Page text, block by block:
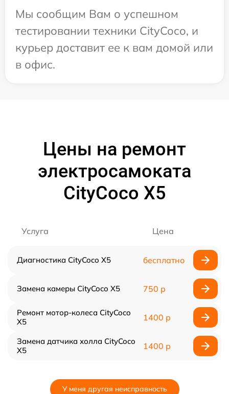
Мы сообщим Вам о успешном
тестировании техники CityCoco, и
курьер доставит ее к вам домой или
в офис.
Цены на ремонт
электросамоката
CityCoco X5
Услуга Цена
Диагностика CityCoco X5 бесплатно
Замена камеры CityCoco X5 750 р
Ремонт мотор-колеса CityCoco
X5
1400 р
Замена датчика холла CityCoco
X5
1400 р
У меня другая неисправность